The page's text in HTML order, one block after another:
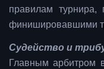
правилам
финишировавшими
Судейство и
Главным арбитром